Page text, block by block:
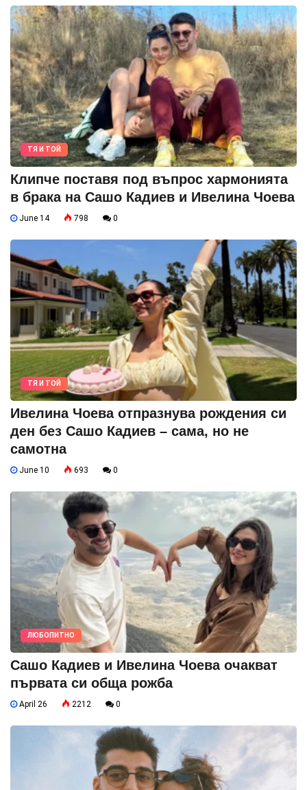
ТЯ И ТОЙ
Клипче поставя под въпрос хармонията
в брака на Сашо Кадиев и Ивелина Чоева
June 14 798 0
ТЯ И ТОЙ
Ивелина Чоева отпразнува рождения си
ден без Сашо Кадиев – сама, но не
самотна
June 10 693 0
ЛЮБОПИТНО
Сашо Кадиев и Ивелина Чоева очакват
първата си обща рожба
April 26 2212 0